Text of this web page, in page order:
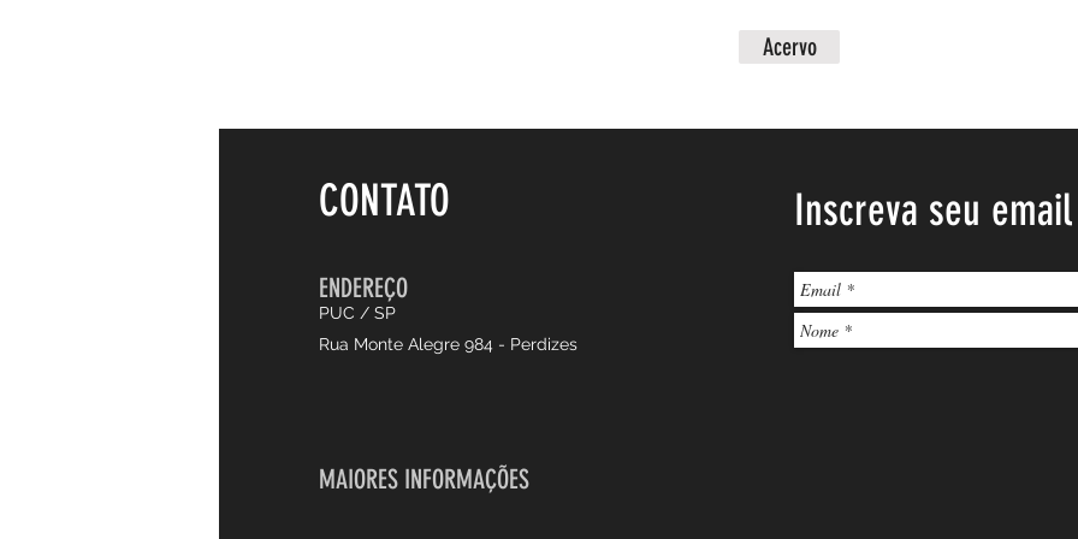
Acervo
CONTATO Inscreva seu email
ENDEREÇO
PUC / SP
Rua Monte Alegre 984 - Perdizes
MAIORES INFORMAÇÕES